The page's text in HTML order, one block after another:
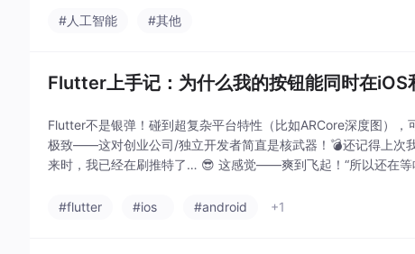
#人工智能 #其他
Flutter上手记：为什么我的按钮能同时在
Flutter不是银弹！碰到超复杂平台特性（比如ARCore深度图）
极致——这对创业公司/独立开发者简直是核武器！💣还记得上次
来时，我已经在刷推特了… 😎 这感觉——爽到飞起！“所以还在等
#flutter
#ios #android +1